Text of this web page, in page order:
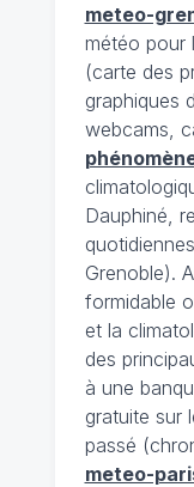
meteo-
météo pour
(carte des
graphiques
webcams,
Dauphiné,
Grenoble).
formidable
et la
des
à une
gratuite sur
passé
meteo-